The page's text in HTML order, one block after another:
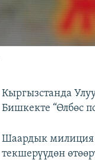
Кыргызстанда
Бишкекте “Өлбөс
Шаардык милиция
текшерүүдөн